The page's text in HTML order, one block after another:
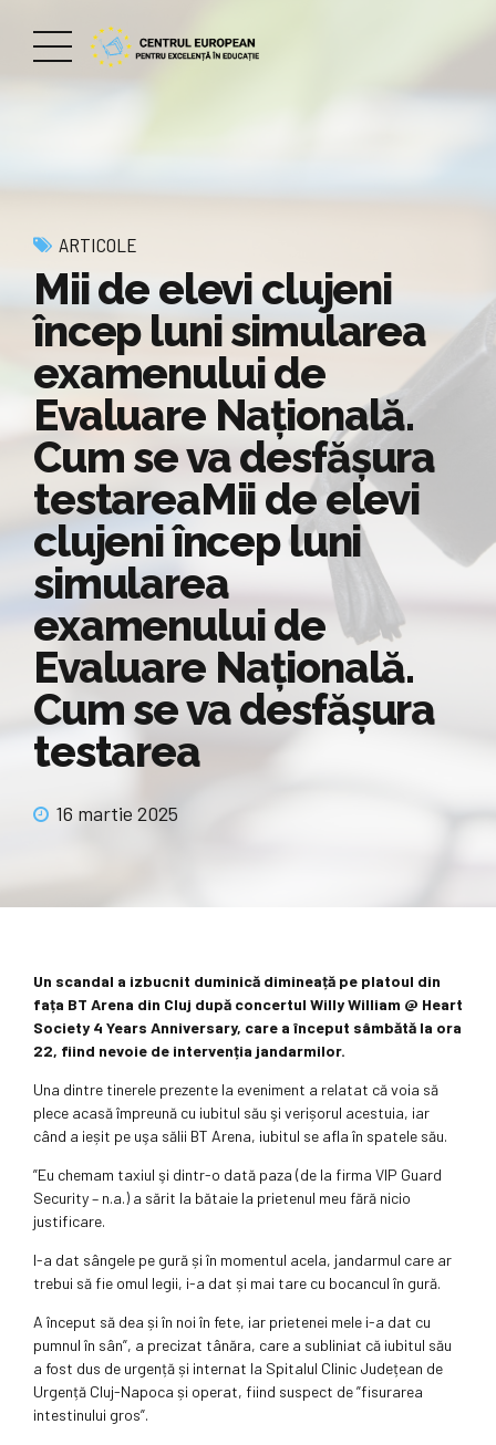
ARTICOLE
Mii de elevi clujeni
încep luni simularea
examenului de
Evaluare Națională.
Cum se va desfășura
testareaMii de elevi
clujeni încep luni
simularea
examenului de
Evaluare Națională.
Cum se va desfășura
testarea
16 martie 2025
Un scandal a izbucnit duminică dimineață pe platoul din
fața BT Arena din Cluj după concertul Willy William @ Heart
Society 4 Years Anniversary, care a început sâmbătă la ora
22, fiind nevoie de intervenția jandarmilor.
Una dintre tinerele prezente la eveniment a relatat că voia să
plece acasă împreună cu iubitul său şi verișorul acestuia, iar
când a ieșit pe uşa sălii BT Arena, iubitul se afla în spatele său.
”Eu chemam taxiul şi dintr-o dată paza (de la firma VIP Guard
Security – n.a.) a sărit la bătaie la prietenul meu fără nicio
justificare.
I-a dat sângele pe gură și în momentul acela, jandarmul care ar
trebui să fie omul legii, i-a dat și mai tare cu bocancul în gură.
A început să dea și în noi în fete, iar prietenei mele i-a dat cu
pumnul în sân”, a precizat tânăra, care a subliniat că iubitul său
a fost dus de urgență și internat la Spitalul Clinic Județean de
Urgență Cluj-Napoca și operat, fiind suspect de ”fisurarea
intestinului gros”.